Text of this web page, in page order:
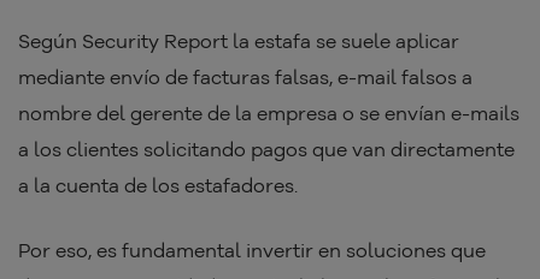
Según Security Report la estafa se suele aplicar
mediante envío de facturas falsas, e-mail falsos a
nombre del gerente de la empresa o se envían e-mails
a los clientes solicitando pagos que van directamente
a la cuenta de los estafadores.
Por eso, es fundamental invertir en soluciones que